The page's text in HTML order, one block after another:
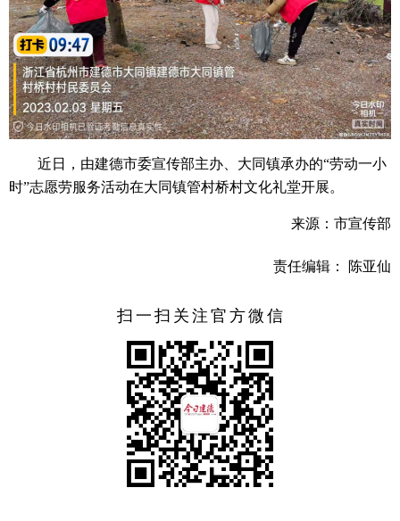
近日，由建德市委宣传部主办、大同镇承办的“劳动一小
时”志愿劳服务活动在大同镇管村桥村文化礼堂开展。
来源：市宣传部
责任编辑： 陈亚仙
扫一扫关注官方微信